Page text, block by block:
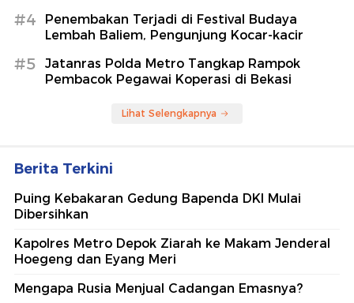
#4
Penembakan Terjadi di Festival Budaya
Lembah Baliem, Pengunjung Kocar-kacir
#5
Jatanras Polda Metro Tangkap Rampok
Pembacok Pegawai Koperasi di Bekasi
Lihat Selengkapnya
Berita Terkini
Puing Kebakaran Gedung Bapenda DKI Mulai
Dibersihkan
Kapolres Metro Depok Ziarah ke Makam Jenderal
Hoegeng dan Eyang Meri
Mengapa Rusia Menjual Cadangan Emasnya?